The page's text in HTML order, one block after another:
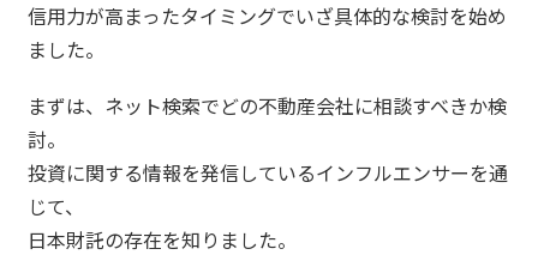
信用力が高まったタイミングでいざ具体的な検討を始め
ました。
まずは、ネット検索でどの不動産会社に相談すべきか検
討。
投資に関する情報を発信しているインフルエンサーを通
じて、
日本財託の存在を知りました。